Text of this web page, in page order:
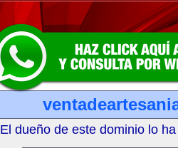
El dueño de este dominio lo